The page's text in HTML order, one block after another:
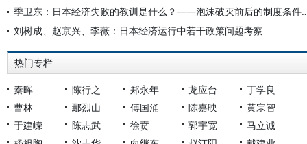
季卫东：日本经济失败的教训
刘树成、赵京兴、李薇：日本经济运行中若干政策问题考察
热门专栏
秦晖 陈行之 郑永年 龙应台
丁学良
曹林
鄢烈山 傅国涌 陈嘉映
黄宗智
于建嵘
陈志武 徐贲 郭宇宽
马立诚